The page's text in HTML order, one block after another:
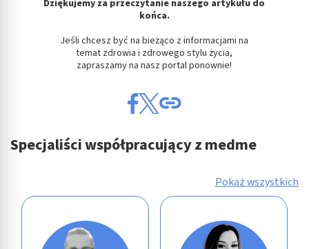
Dziękujemy za przeczytanie naszego artykułu do
końca.
Jeśli chcesz być na bieżąco z informacjami na
temat zdrowia i zdrowego stylu życia,
zapraszamy na nasz portal ponownie!
Specjaliści współpracujący z medme
Pokaż wszystkich